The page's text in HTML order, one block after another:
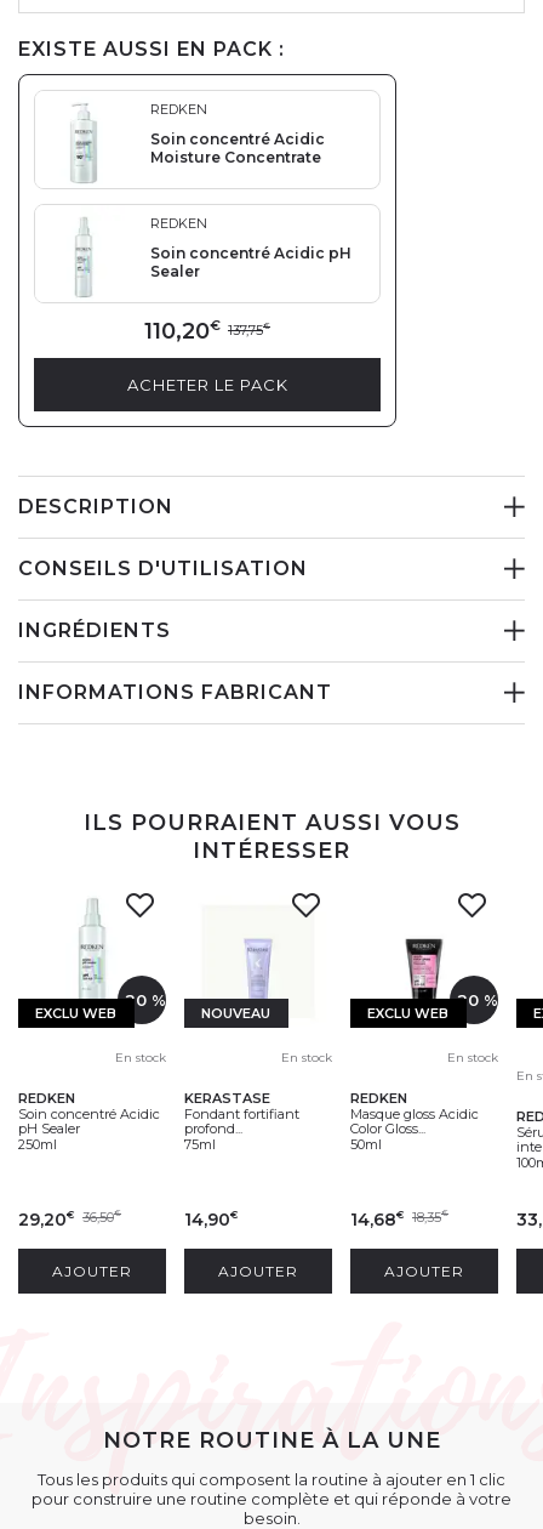
EXISTE AUSSI EN PACK :
REDKEN
Soin concentré Acidic
Moisture Concentrate
REDKEN
Soin concentré Acidic pH
Sealer
110,20€ 137,75€
ACHETER LE PACK
DESCRIPTION
CONSEILS D'UTILISATION
INGRÉDIENTS
INFORMATIONS FABRICANT
ILS POURRAIENT AUSSI VOUS
INTÉRESSER
EXCLU WEB
-20 %
En stock
REDKEN
Soin concentré Acidic
pH Sealer
250ml
29,20€ 36,50€
AJOUTER
NOUVEAU
En stock
KERASTASE
Fondant fortifiant
profond...
75ml
14,90€
AJOUTER
EXCLU WEB
-20 %
En stock
REDKEN
Masque gloss Acidic
Color Gloss...
50ml
14,68€ 18,35€
AJOUTER
En
NOTRE ROUTINE À LA UNE
Tous les produits qui composent la routine à ajouter en 1 clic
pour construire une routine complète et qui réponde à votre
besoin.